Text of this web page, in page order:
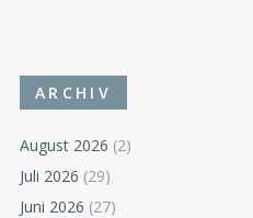
ARCHIV
August 2026 (2)
Juli 2026 (29)
Juni 2026 (27)